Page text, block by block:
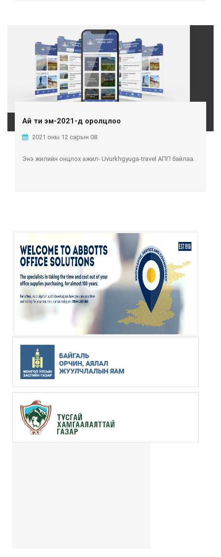
Ай ти эм-2021-д оролцлоо
2021 оны 12 сарын 08
Энэ жилийн онцлох ажил- Uvurkhgyuga-travel АПП байлаа.